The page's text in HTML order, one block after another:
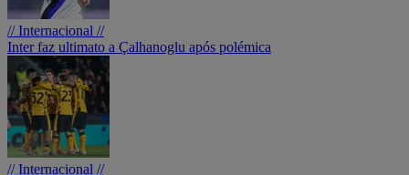
// Internacional //
Inter faz ultimato a Çalhanoglu após polémica
// Internacional //